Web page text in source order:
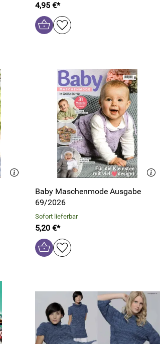
4,95 €*
Baby Maschenmode Ausgabe
69/2026
Sofort lieferbar
5,20 €*